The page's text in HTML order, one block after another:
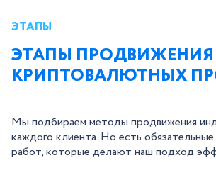
ЭТАПЫ
ЭТАПЫ ПРОДВИЖЕНИЯ
КРИПТОВАЛЮТНЫХ
Мы подбираем методы продвижения
каждого клиента. Но есть
работ, которые делают наш подход